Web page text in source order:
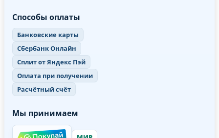
Способы оплаты
Банковские карты
Сбербанк Онлайн
Сплит от Яндекс Пэй
Оплата при получении
Расчётный счёт
Мы принимаем